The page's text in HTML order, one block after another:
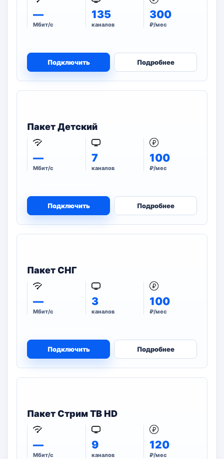
—
Мбит/с
135
каналов
300
₽/мес
Подключить Подробнее
Пакет Детский
—
Мбит/с
7
каналов
100
₽/мес
Подключить Подробнее
Пакет СНГ
—
Мбит/с
3
каналов
100
₽/мес
Подключить Подробнее
Пакет Стрим ТВ HD
—
Мбит/с
9
каналов
120
₽/мес